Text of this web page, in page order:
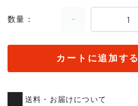
数量
カートに追加する
送料・お届けについて